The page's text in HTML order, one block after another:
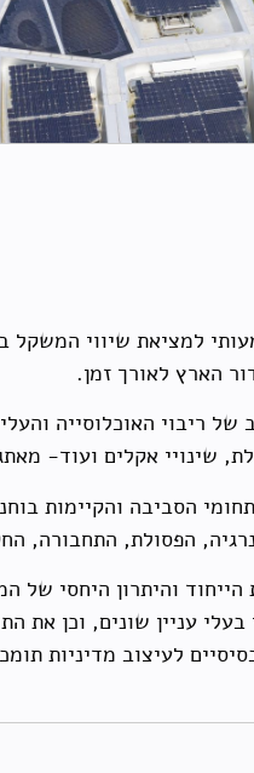
למציאת שיווי המשקל
הארץ לאורך זמן.
של ריבוי האוכלוסייה
שינויי אקלים ועוד-
הסביבה והקיימות
הפסולת, התחבורה,
והיתרון היחסי של
עניין שונים, וכן את
לעיצוב מדיניות